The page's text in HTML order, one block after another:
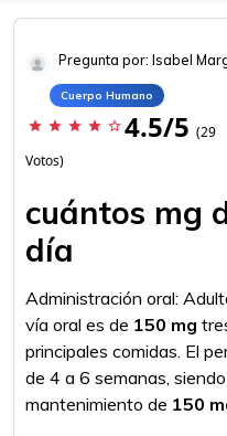
Pregunta por: Isabel
Cuerpo Humano
star star star star star_border 4.5/5 (29
Votos)
cuántos mg
día
Administración oral:
vía oral es de 150 mg
principales comidas. El
de 4 a 6 semanas,
mantenimiento de 150